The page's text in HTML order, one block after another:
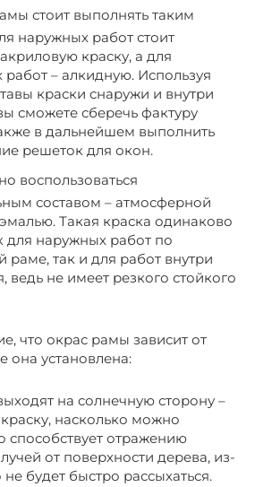
стоит выполнять таким
наружных работ стоит
краску, а для
работ – алкидную. Используя
краски снаружи и внутри
сможете сберечь фактуру
в дальнейшем выполнить
решеток для окон.
воспользоваться
составом – атмосферной
Такая краска одинаково
для наружных работ по
раме, так и для работ внутри
ведь не имеет резкого стойкого
что окрас рамы зависит от
она установлена:
на солнечную сторону –
насколько можно
способствует отражению
от поверхности дерева, из-
не будет быстро рассыхаться.